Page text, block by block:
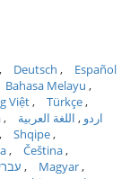
Deutsch
Español
Bahasa Melayu
Việt
Türkçe
اردو
اللغة العربية
Shqipe
Čeština
Magyar